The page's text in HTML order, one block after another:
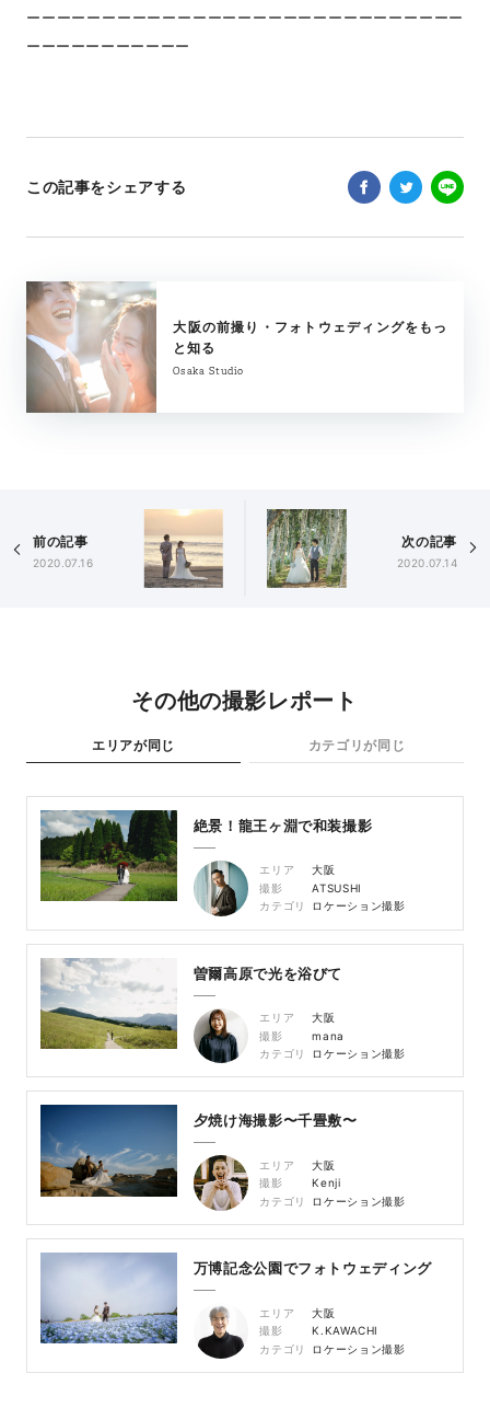
ーーーーーーーーーーーーーーーーーーーーーーーーーーーーー
ーーーーーーーーーーー
この記事をシェアする
大阪の前撮り・フォトウェディングをもっ
と知る
Osaka Studio
前の記事
2020.07.16
次の記事
2020.07.14
その他の撮影レポート
エリアが同じ カテゴリが同じ
絶景！龍王ヶ淵で和装撮影
エリア
大阪
撮影
ATSUSHI
カテゴリ
ロケーション撮影
曽爾高原で光を浴びて
エリア
大阪
撮影
mana
カテゴリ
ロケーション撮影
夕焼け海撮影〜千畳敷〜
エリア
大阪
撮影
Kenji
カテゴリ
ロケーション撮影
万博記念公園でフォトウェディング
エリア
大阪
撮影
K.KAWACHI
カテゴリ
ロケーション撮影